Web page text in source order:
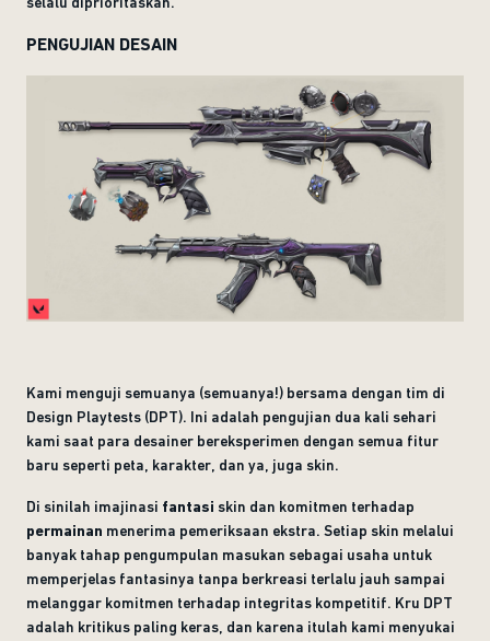
PENGUJIAN DESAIN
Kami menguji semuanya (semuanya!) bersama dengan tim di
Design Playtests (DPT). Ini adalah pengujian dua kali sehari
kami saat para desainer bereksperimen dengan semua fitur
baru seperti peta, karakter, dan ya, juga skin.
Di sinilah imajinasi fantasi skin dan komitmen terhadap
permainan menerima pemeriksaan ekstra. Setiap skin melalui
banyak tahap pengumpulan masukan sebagai usaha untuk
memperjelas fantasinya tanpa berkreasi terlalu jauh sampai
melanggar komitmen terhadap integritas kompetitif. Kru DPT
adalah kritikus paling keras, dan karena itulah kami menyukai